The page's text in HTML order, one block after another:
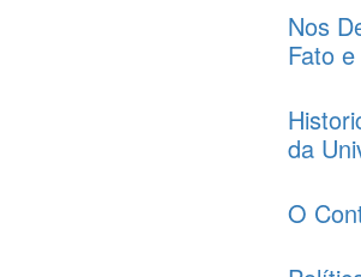
Nos
Fato
da
O